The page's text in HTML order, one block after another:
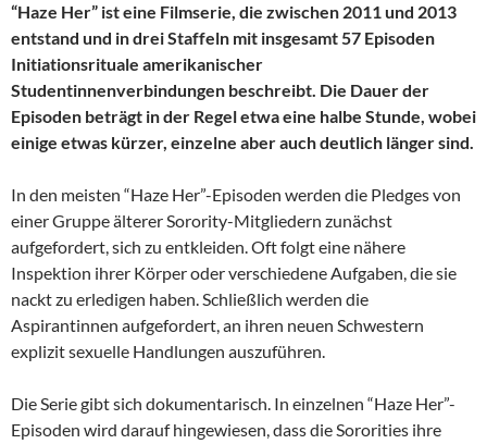
“Haze Her” ist eine Filmserie, die zwischen 2011 und 2013
entstand und in drei Staffeln mit insgesamt 57 Episoden
Initiationsrituale amerikanischer
Studentinnenverbindungen beschreibt. Die Dauer der
Episoden beträgt in der Regel etwa eine halbe Stunde, wobei
einige etwas kürzer, einzelne aber auch deutlich länger sind.
In den meisten “Haze Her”-Episoden werden die Pledges von
einer Gruppe älterer Sorority-Mitgliedern zunächst
aufgefordert, sich zu entkleiden. Oft folgt eine nähere
Inspektion ihrer Körper oder verschiedene Aufgaben, die sie
nackt zu erledigen haben. Schließlich werden die
Aspirantinnen aufgefordert, an ihren neuen Schwestern
explizit sexuelle Handlungen auszuführen.
Die Serie gibt sich dokumentarisch. In einzelnen “Haze Her”-
Episoden wird darauf hingewiesen, dass die Sororities ihre